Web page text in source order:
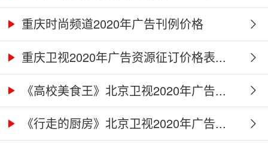
重庆时尚频道2020年广告刊例价格
重庆卫视2020年广告资源征订价格表...
《高校美食王》北京卫视2020年广告...
《行走的厨房》北京卫视2020年广告...